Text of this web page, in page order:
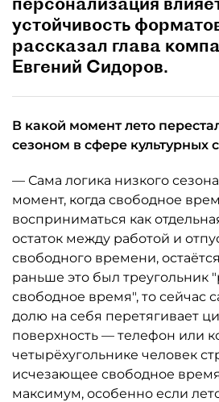
устойчивость
рассказал глава
Евгений Сидоров.
В какой момент лето
сезоном в сфере культурных
— Сама логика низкого
момент, когда свободное
восприниматься как
остаток между работой и
свободного времени,
раньше это был треугольник
свободное время", то сейчас
долю на себя перетягивает
поверхность — телефон или
четырёхугольнике человек
исчезающее свободное
максимум, особенно если